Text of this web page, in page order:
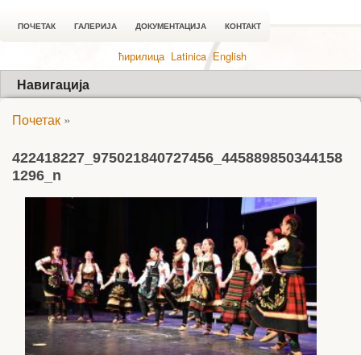
ПОЧЕТАК ГАЛЕРИЈА ДОКУМЕНТАЦИЈА КОНТАКТ
ћирилица Latinica English
Навигација
Почетак »
422418227_975021840727456_445889850344158
1296_n